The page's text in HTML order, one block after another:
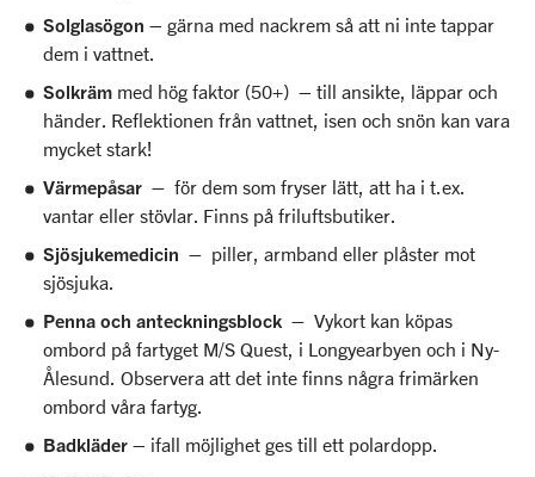
Solglasögon – gärna med nackrem så att ni inte tappar
dem i vattnet.
Solkräm med hög faktor (50+) – till ansikte, läppar och
händer. Reflektionen från vattnet, isen och snön kan vara
mycket stark!
Värmepåsar – för dem som fryser lätt, att ha i t.ex.
vantar eller stövlar. Finns på friluftsbutiker.
Sjösjukemedicin – piller, armband eller plåster mot
sjösjuka.
Penna och anteckningsblock – Vykort kan köpas
ombord på fartyget M/S Quest, i Longyearbyen och i Ny-
Ålesund. Observera att det inte finns några frimärken
ombord våra fartyg.
Badkläder – ifall möjlighet ges till ett polardopp.